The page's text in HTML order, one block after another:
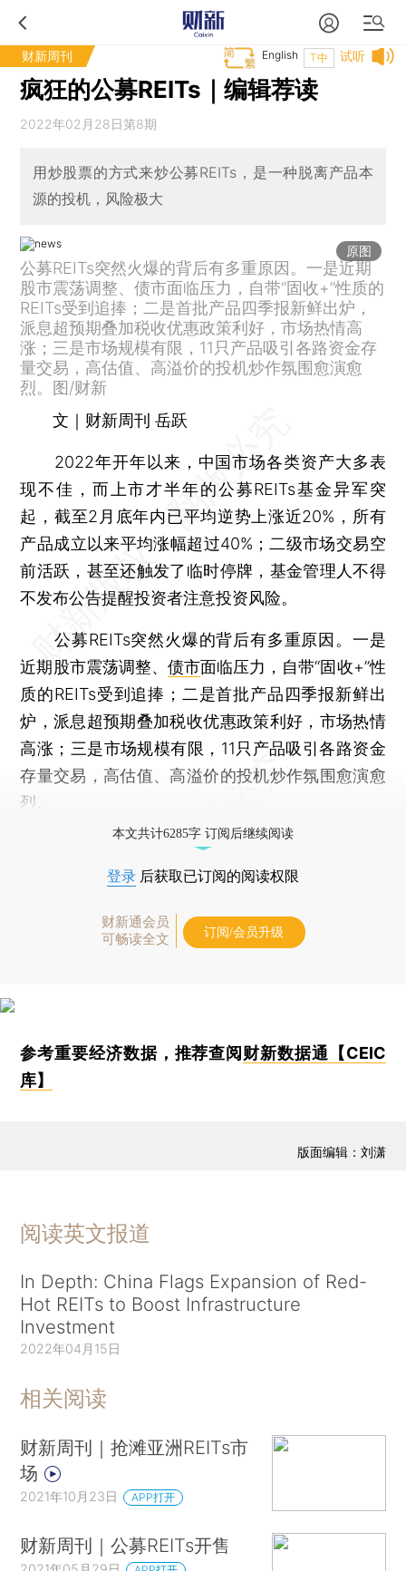
财新周刊 试听
T中
English
疯狂的公募REITs｜编辑荐读
2022年02月28日第8期
用炒股票的方式来炒公募REITs，是一种脱离产品本
源的投机，风险极大
原图
公募REITs突然火爆的背后有多重原因。一是近期
股市震荡调整、债市面临压力，自带“固收+”性质的
REITs受到追捧；二是首批产品四季报新鲜出炉，
派息超预期叠加税收优惠政策利好，市场热情高
涨；三是市场规模有限，11只产品吸引各路资金存
量交易，高估值、高溢价的投机炒作氛围愈演愈
烈。图/财新
文｜财新周刊 岳跃
2022年开年以来，中国市场各类资产大多表
现不佳，而上市才半年的公募REITs基金异军突
起，截至2月底年内已平均逆势上涨近20%，所有
产品成立以来平均涨幅超过40%；二级市场交易空
前活跃，甚至还触发了临时停牌，基金管理人不得
不发布公告提醒投资者注意投资风险。
公募REITs突然火爆的背后有多重原因。一是
近期股市震荡调整、 债市面临压力，自带“固收+”性
质的REITs受到追捧；二是首批产品四季报新鲜出
炉，派息超预期叠加税收优惠政策利好，市场热情
高涨；三是市场规模有限，11只产品吸引各路资金
存量交易，高估值、高溢价的投机炒作氛围愈演愈
烈。
本文共计6285字 订阅后继续阅读
登录 后获取已订阅的阅读权限
财新通会员
可畅读全文
订阅/会员升级
参考重要经济数据，推荐查阅 财新数据通【CEIC
库】
版面编辑：刘潇
阅读英文报道
In Depth: China Flags Expansion of Red-
Hot REITs to Boost Infrastructure
Investment
2022年04月15日
相关阅读
财新周刊｜抢滩亚洲REITs市
场
2021年10月23日 APP打开
财新周刊｜公募REITs开售